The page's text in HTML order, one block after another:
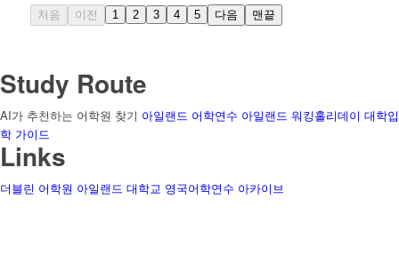
처음 이전 1 2 3 4 5 다음 맨끝
Study Route
AI가 추천하는 어학원 찾기 아일랜드 어학연수 아일랜드 워킹홀리데이 대학입
학 가이드
Links
더블린 어학원 아일랜드 대학교 영국어학연수 아카이브